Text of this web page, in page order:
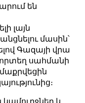
են
լայն
մասին՝
Գազայի վրա
որտեղ սահմանի